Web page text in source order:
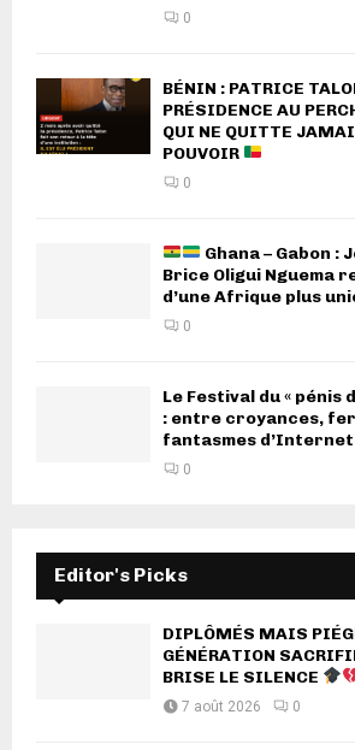
0
BÉNIN : PATRICE
PRÉSIDENCE AU
QUI NE QUITTE
POUVOIR
0
Ghana – Gabon :
Brice Oligui Nguema
d’une Afrique plus
0
Le Festival du « pénis
: entre croyances,
fantasmes d’Internet
0
Editor's Picks
DIPLÔMÉS MAIS
GÉNÉRATION
BRISE LE SILENCE
7 août 2026 0